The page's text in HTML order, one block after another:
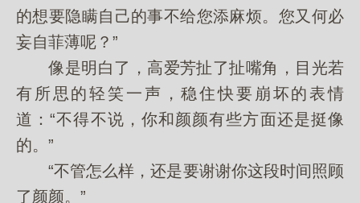
的想要隐瞒自己的事不给您添麻烦。您又何必
妄自菲薄呢？”
像是明白了，高爱芳扯了扯嘴角，目光若
有所思的轻笑一声，稳住快要崩坏的表情
道：“不得不说，你和颜颜有些方面还是挺像
的。”
“不管怎么样，还是要谢谢你这段时间照顾
了颜颜。”